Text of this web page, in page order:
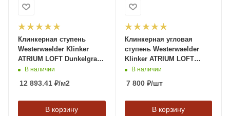
Клинкерная ступень
Westerwaelder Klinker
ATRIUM LOFT Dunkelgrau,
310*320*9,5 мм
В наличии
12 893.41 ₽/м2
В корзину
Клинкерная угловая
ступень Westerwaelder
Klinker ATRIUM LOFT
Hellbeige, 320*320*9,5 мм
В наличии
7 800₽/шт
В корзину